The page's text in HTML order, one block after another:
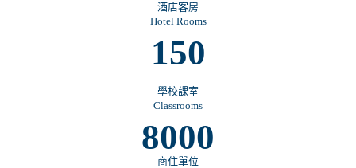
酒店客房
Hotel Rooms
150
學校課室
Classrooms
8000
商住單位